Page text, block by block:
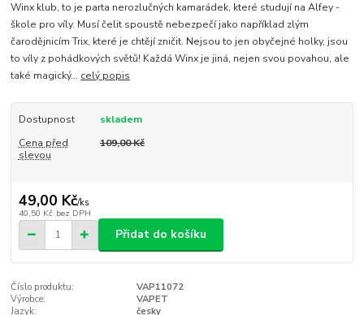
Winx klub, to je parta nerozlučných kamarádek, které studují na Alfey -
škole pro víly. Musí čelit spoustě nebezpečí jako například zlým
čarodějnicím Trix, které je chtějí zničit. Nejsou to jen obyčejné holky, jsou
to víly z pohádkových světů! Každá Winx je jiná, nejen svou povahou, ale
také magický... celý popis
Dostupnost
skladem
Cena před
slevou
109,00 Kč
49,00 Kč/ks
40,50 Kč bez DPH
Přidat do košíku
Číslo produktu:
VAP11072
Výrobce:
VAPET
Jazyk:
česky